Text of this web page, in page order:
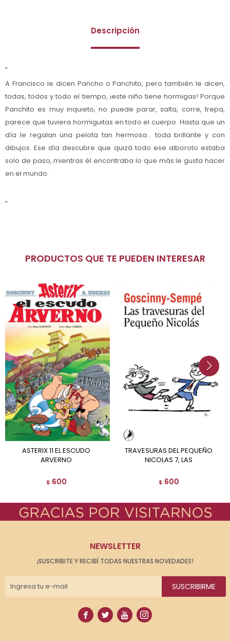
Descripción
"
A Francisco le dicen Pancho o Panchito, pero también le dicen,
todas, todos y todo el tiempo, ¡este niño tiene hormigas! Porque
Panchito es muy inquieto, no puede parar, salta, corre, trepa,
parece que tuviera hormiguitas en todo el cuerpo. Hasta que un
día le regalan una pelota tan hermosa... toda brillante y con
dibujos. Ese día descubre que quizá todo ese alboroto estaba
solo de paso, mientras él encontraba lo que más le gusta hacer
en el mundo.
"
PRODUCTOS QUE TE PUEDEN INTERESAR
ASTERIX 11 EL ESCUDO
ARVERNO
$ 600
TRAVESURAS DEL PEQUEÑO
NICOLAS 7, LAS
$ 600
NEWSLETTER
¡SUSCRIBITE Y RECIBÍ TODAS NUESTRAS NOVEDADES!
SUSCRIBIRME
   